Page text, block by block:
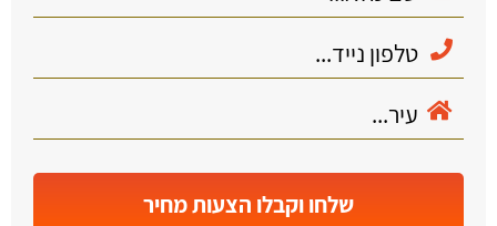
שלחו וקבלו הצעות מחיר